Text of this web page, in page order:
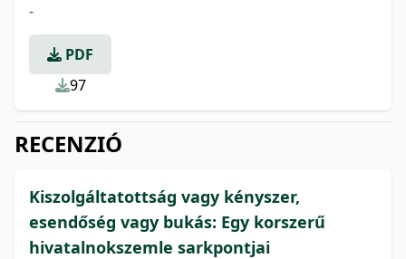
-
PDF
97
RECENZIÓ
Kiszolgáltatottság vagy kényszer,
esendőség vagy bukás: Egy korszerű
hivatalnokszemle sarkpontjai